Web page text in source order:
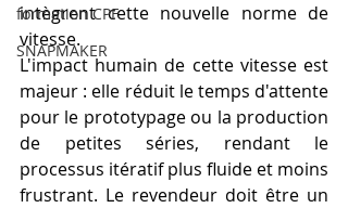
formation CPF
SNAPMAKER
intègrent cette nouvelle norme de
vitesse.
L'impact humain de cette vitesse est
majeur : elle réduit le temps d'attente
pour le prototypage ou la production
de petites séries, rendant le
processus itératif plus fluide et moins
frustrant. Le revendeur doit être un